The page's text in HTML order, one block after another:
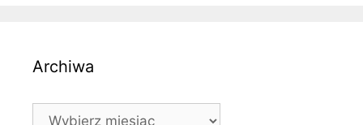
Archiwa
Archiwa